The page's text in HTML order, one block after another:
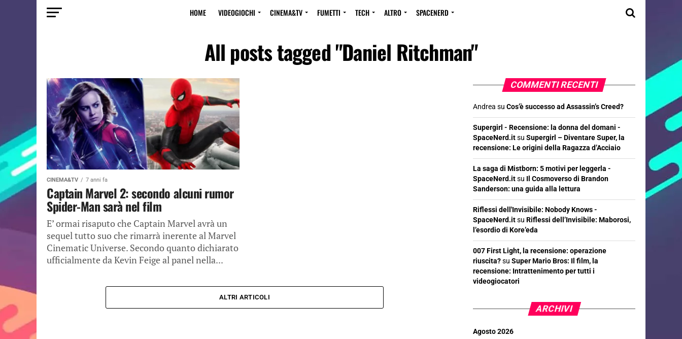
HOME VIDEOGIOCHI CINEMA&TV FUMETTI TECH ALTRO SPACENERD
All posts tagged "Daniel Ritchman"
CINEMA&TV 7 anni fa
Captain Marvel 2: secondo alcuni rumor
Spider-Man sarà nel film
E’ ormai risaputo che Captain Marvel avrà un
sequel tutto suo che rimarrà inerente al Marvel
Cinematic Universe. Secondo quanto dichiarato
ufficialmente da Kevin Feige al panel nella...
ALTRI ARTICOLI
COMMENTI RECENTI
Andrea su Cos’è successo ad Assassin’s Creed?
Supergirl - Recensione: la donna del domani -
SpaceNerd.itsu Supergirl – Diventare Super, la
recensione: Le origini della Ragazza d’Acciaio
La saga di Mistborn: 5 motivi per leggerla -
SpaceNerd.itsu Il Cosmoverso di Brandon
Sanderson: una guida alla lettura
Riflessi dell'Invisibile: Nobody Knows -
SpaceNerd.itsu Riflessi dell’Invisibile: Maborosi,
l’esordio di Kore’eda
007 First Light, la recensione: operazione
riuscita?su Super Mario Bros: Il film, la
recensione: Intrattenimento per tutti i
videogiocatori
ARCHIVI
Agosto 2026